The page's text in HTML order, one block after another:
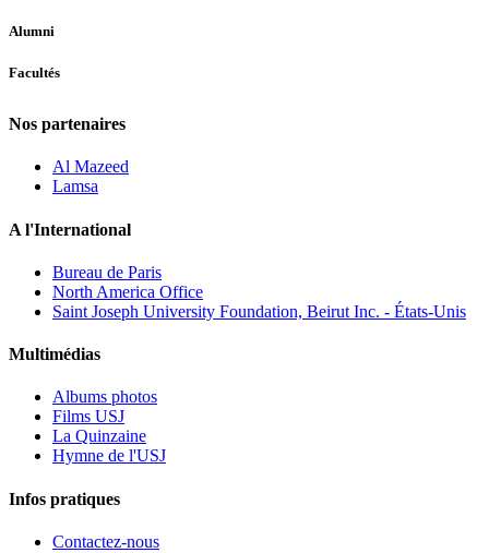
Alumni
Facultés
Nos partenaires
Al Mazeed
Lamsa
A l'International
Bureau de Paris
North America Office
Saint Joseph University Foundation, Beirut Inc. - États-Unis
Multimédias
Albums photos
Films USJ
La Quinzaine
Hymne de l'USJ
Infos pratiques
Contactez-nous